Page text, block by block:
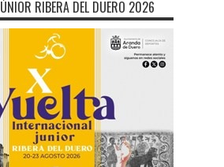
RIBERA DEL DUERO 2026